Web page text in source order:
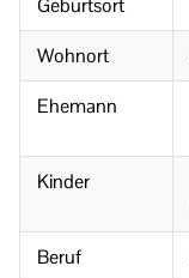
Geburtsort
Wohnort
Ehemann
Kinder
Beruf